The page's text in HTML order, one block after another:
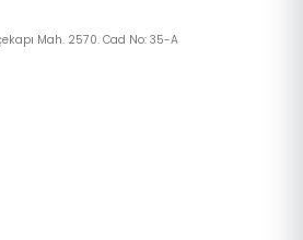
Mah. 2570. Cad No: 35-A